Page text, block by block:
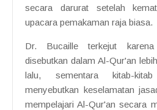
secara darurat setelah
upacara pemakaman raja biasa.
Dr. Bucaille terkejut
disebutkan dalam Al-Qur'an
lalu, sementara kitab-
menyebutkan keselamatan
mempelajari Al-Qur'an secara